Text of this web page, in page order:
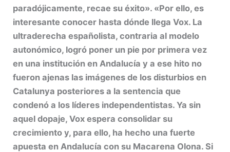
paradójicamente, recae su éxito». «Por ello, es
interesante conocer hasta dónde llega Vox. La
ultraderecha españolista, contraria al modelo
autonómico, logró poner un pie por primera vez
en una institución en Andalucía y a ese hito no
fueron ajenas las imágenes de los disturbios en
Catalunya posteriores a la sentencia que
condenó a los líderes independentistas. Ya sin
aquel dopaje, Vox espera consolidar su
crecimiento y, para ello, ha hecho una fuerte
apuesta en Andalucía con su Macarena Olona. Si